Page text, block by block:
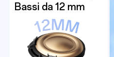
Bassi da 12 mm